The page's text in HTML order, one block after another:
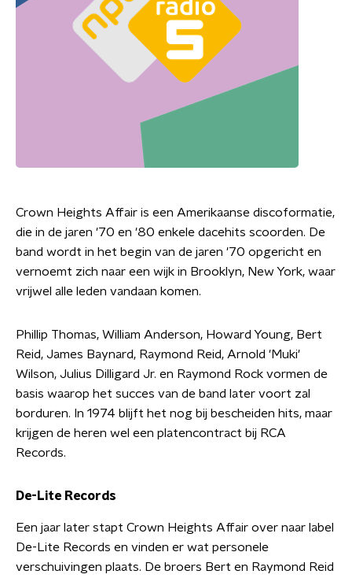
Crown Heights Affair is een Amerikaanse discoformatie,
die in de jaren '70 en '80 enkele dacehits scoorden. De
band wordt in het begin van de jaren '70 opgericht en
vernoemt zich naar een wijk in Brooklyn, New York, waar
vrijwel alle leden vandaan komen.
Phillip Thomas, William Anderson, Howard Young, Bert
Reid, James Baynard, Raymond Reid, Arnold 'Muki'
Wilson, Julius Dilligard Jr. en Raymond Rock vormen de
basis waarop het succes van de band later voort zal
borduren. In 1974 blijft het nog bij bescheiden hits, maar
krijgen de heren wel een platencontract bij RCA
Records.
De-Lite Records
Een jaar later stapt Crown Heights Affair over naar label
De-Lite Records en vinden er wat personele
verschuivingen plaats. De broers Bert en Raymond Reid